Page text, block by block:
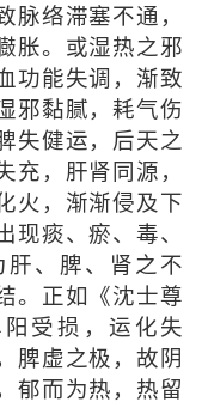
脉络滞塞不通，
胀。或湿热之邪
功能失调，渐致
邪黏腻，耗气伤
失健运，后天之
充，肝肾同源，
火，渐渐侵及下
现痰、瘀、毒、
肝、脾、肾之不
。正如《沈士尊
受损，运化失
脾虚之极，故阴
郁而为热，热留